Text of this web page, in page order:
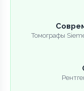
Томографы